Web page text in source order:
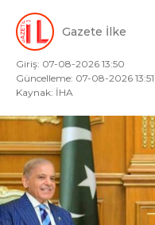
Gazete İlke
Giriş: 07-08-2026 13:50
Güncelleme: 07-08-2026 13:51
Kaynak: İHA